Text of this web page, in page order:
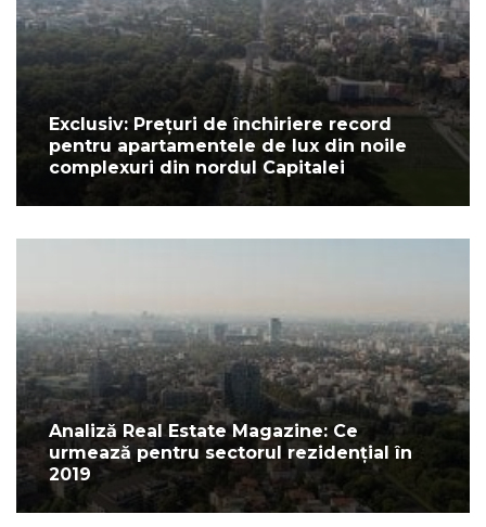
Exclusiv: Prețuri de închiriere record
pentru apartamentele de lux din noile
complexuri din nordul Capitalei
Analiză Real Estate Magazine: Ce
urmează pentru sectorul rezidențial în
2019